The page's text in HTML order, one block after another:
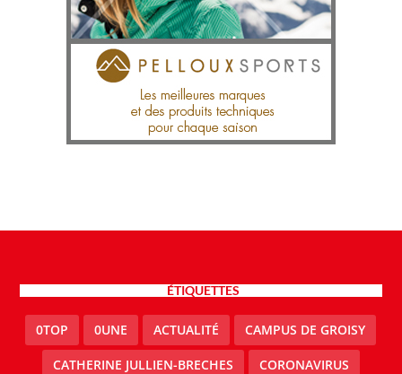
ÉTIQUETTES
0TOP 0UNE ACTUALITÉ CAMPUS DE GROISY
CATHERINE JULLIEN-BRECHES CORONAVIRUS